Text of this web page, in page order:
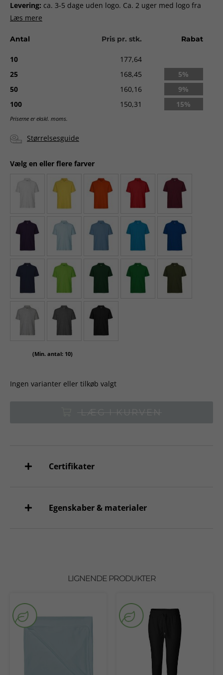
Levering: ca. 3-5 dage uden logo. Ca. 2 uger med logo fra
godkendt ordre.
Læs mere
Antal Pris pr. stk. Rabat
10
177,64
25
168,45
5%
50
160,16
9%
100
150,31 15%
Priserne er ekskl. moms.
Størrelsesguide
Vælg en eller flere farver
(Min. antal: 10)
Ingen varianter eller tilkøb valgt
Certifikater
Egenskaber & materialer
LIGNENDE PRODUKTER